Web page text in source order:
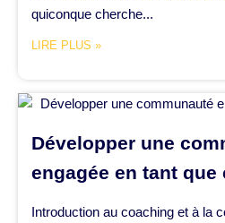
quiconque cherche...
LIRE PLUS »
Développer une
engagée en tant que
Introduction au coaching et à la